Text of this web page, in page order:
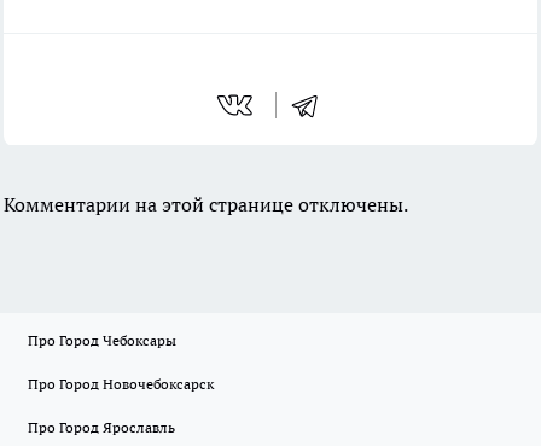
Комментарии на этой странице отключены.
Про Город Чебоксары
Про Город Новочебоксарск
Про Город Ярославль